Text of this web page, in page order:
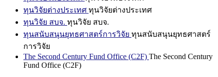
ทุนวิจัยต่างประเทศ ทุนวิจัยต่างประเทศ
ทุนวิจัย สบจ. ทุนวิจัย สบจ.
ทุนสนับสนุนยุทธศาสตร์การวิจัย ทุนสนับสนุนยุทธศาสตร์
การวิจัย
The Second Century Fund Office (C2F) The Second Century
Fund Office (C2F)